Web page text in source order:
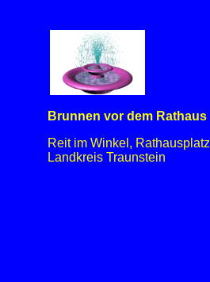
Brunnen vor dem Rathaus
Reit im Winkel, Rathausplatz
Landkreis Traunstein